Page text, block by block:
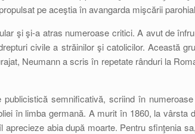
pe aceştia în avangarda mişcării
şi şi-a atras numeroase critici. A avut de
civile a străinilor şi catolicilor. Această
Neumann a scris în repetate rânduri la
semnificativă, scriind în
în limba germană. A murit în 1860, la vârsta
abia după moarte. Pentru sfinţenia